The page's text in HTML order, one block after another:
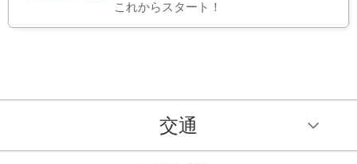
これからスタート！
交通